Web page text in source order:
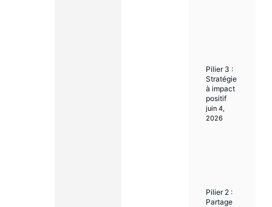
Pilier 3 :
Stratégie
à impact
positif
juin 4,
2026
Pilier 2 :
Partage